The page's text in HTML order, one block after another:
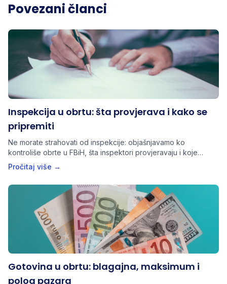
Povezani članci
Inspekcija u obrtu: šta provjerava i kako se
pripremiti
Ne morate strahovati od inspekcije: objašnjavamo ko
kontroliše obrte u FBiH, šta inspektori provjeravaju i koje
dokumente trebate imati spremne.
Pročitaj više →
Gotovina u obrtu: blagajna, maksimum i
polog pazara